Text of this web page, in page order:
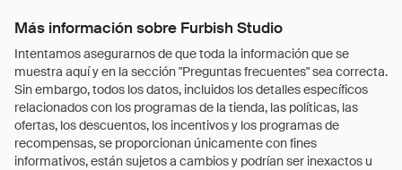
Más información sobre Furbish Studio
Intentamos asegurarnos de que toda la información que se
muestra aquí y en la sección "Preguntas frecuentes" sea correcta.
Sin embargo, todos los datos, incluidos los detalles específicos
relacionados con los programas de la tienda, las políticas, las
ofertas, los descuentos, los incentivos y los programas de
recompensas, se proporcionan únicamente con fines
informativos, están sujetos a cambios y podrían ser inexactos u